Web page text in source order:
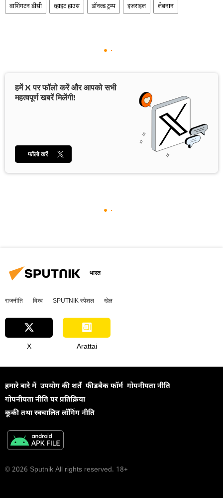
वाशिंगटन डीसी व्हाइट हाउस डॉनल्ड ट्रम्प इजराइल लेबनान
हमें X पर फॉलो करें और आपको सभी
महत्वपूर्ण खबरें मिलेंगी!
फॉलो करें
भारत
राजनीति विश्व SPUTNIK स्पेशल खेल
X Arattai
हमारे बारे में उपयोग की शर्तें फीडबैक फॉर्म गोपनीयता नीति
गोपनीयता नीति पर प्रतिक्रिया
कूकी तथा स्वचालित लॉगिंग नीति
© 2026 Sputnik All rights reserved. 18+